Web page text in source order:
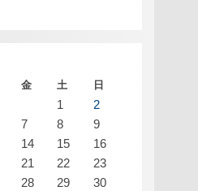
金 土 日
1
2
7 8
9
14 15
16
21 22
23
28 29
30